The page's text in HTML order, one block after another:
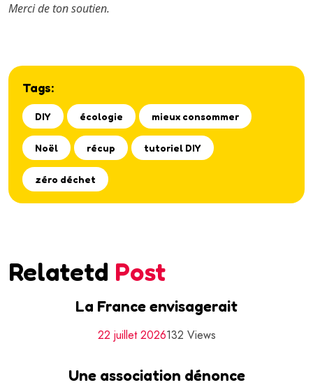
Merci de ton soutien.
Tags:
DIY écologie mieux consommer
Noël récup tutoriel DIY
zéro déchet
Relatetd Post
La France envisagerait
22 juillet 2026132 Views
Une association dénonce